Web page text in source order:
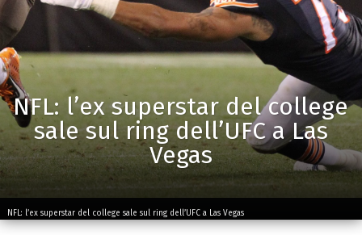
NFL: l’ex superstar del college
sale sul ring dell’UFC a Las
Vegas
NFL: l’ex superstar del college sale sul ring dell’UFC a Las Vegas